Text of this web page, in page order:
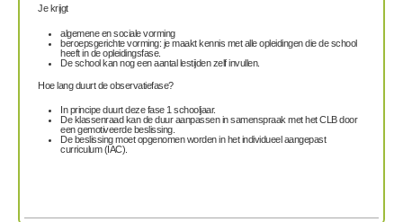
Je krijgt
algemene en sociale vorming
beroepsgerichte vorming: je maakt kennis met alle opleidingen die de school
heeft in de opleidingsfase.
De school kan nog een aantal lestijden zelf invullen.
Hoe lang duurt de observatiefase?
In principe duurt deze fase 1 schooljaar.
De klassenraad kan de duur aanpassen in samenspraak met het CLB door
een gemotiveerde beslissing.
De beslissing moet opgenomen worden in het individueel aangepast
curriculum (IAC).